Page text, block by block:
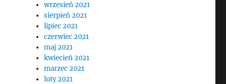
wrzesień 2021
sierpień 2021
lipiec 2021
czerwiec 2021
maj 2021
kwiecień 2021
marzec 2021
luty 2021